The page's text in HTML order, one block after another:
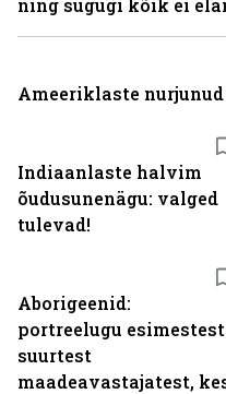
Indiaanlaste halvim
õudusunenägu: valged
tulevad!
Aborigeenid:
portreelugu esimestest
suurtest
maadeavastajatest,
ning sugugi kõik ei
Ameeriklaste